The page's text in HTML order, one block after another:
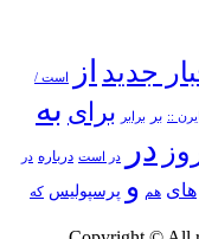
جدید از است /
:: بر برابر برای به
در در است درباره در
های هم و پرسپولیس که